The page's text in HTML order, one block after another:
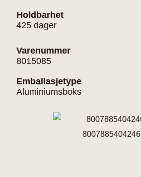
Holdbarhet
425 dager
Varenummer
8015085
Emballasjetype
Aluminiumsboks
8007885404246